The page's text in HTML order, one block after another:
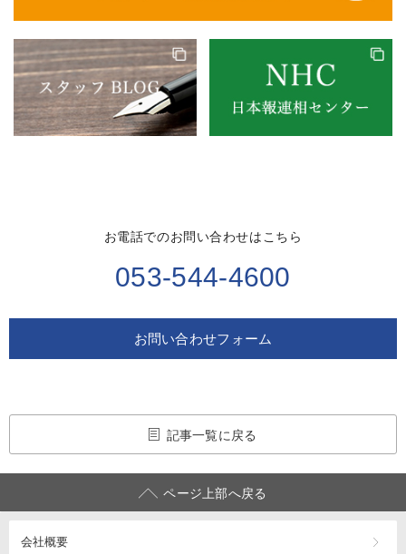
お電話でのお問い合わせはこちら
053-544-4600
お問い合わせフォーム
記事一覧に戻る
ページ上部へ戻る
会社概要